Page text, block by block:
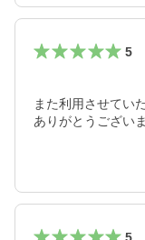
5
また利用させてい
ありがとうござい
5